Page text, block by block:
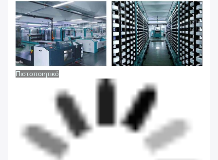
Πιστοποιητικό